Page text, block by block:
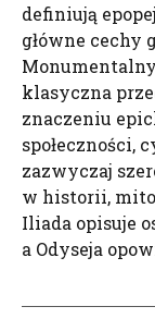
definiują
główne cechy
klasyczna
znaczeniu
społeczności,
zazwyczaj
w historii,
Iliada opisuje
a Odyseja